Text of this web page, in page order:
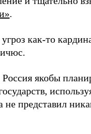
.
как-то
якобы
не представил